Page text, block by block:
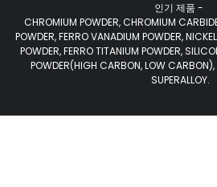
인기 제품 -
CHROMIUM POWDER, CHROMIUM
POWDER, FERRO VANADIUM POWDER,
POWDER, FERRO TITANIUM POWDER,
POWDER(HIGH CARBON, LOW
SUPERALLOY.